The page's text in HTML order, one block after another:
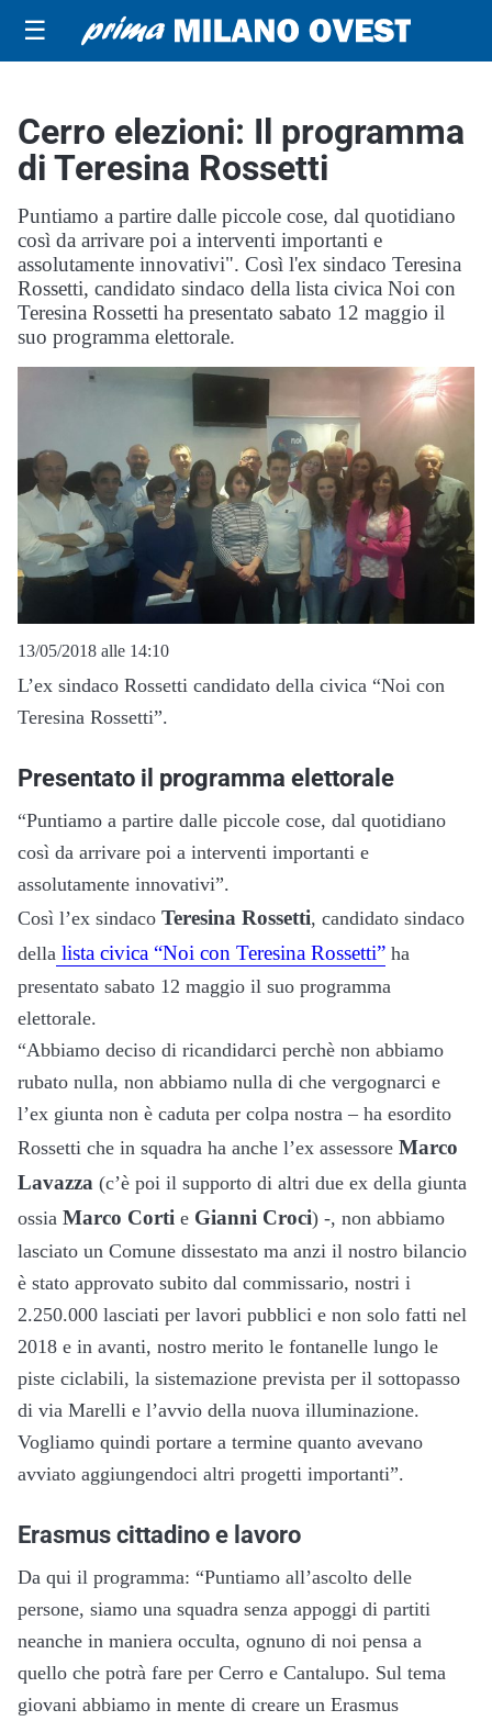
☰
Cerro elezioni: Il programma
di Teresina Rossetti
Puntiamo a partire dalle piccole cose, dal quotidiano
così da arrivare poi a interventi importanti e
assolutamente innovativi". Così l'ex sindaco Teresina
Rossetti, candidato sindaco della lista civica Noi con
Teresina Rossetti ha presentato sabato 12 maggio il
suo programma elettorale.
13/05/2018 alle 14:10
L’ex sindaco Rossetti candidato della civica “Noi con
Teresina Rossetti”.
Presentato il programma elettorale
“Puntiamo a partire dalle piccole cose, dal quotidiano
così da arrivare poi a interventi importanti e
assolutamente innovativi”.
Così l’ex sindaco Teresina Rossetti, candidato sindaco
della lista civica “Noi con Teresina Rossetti” ha
presentato sabato 12 maggio il suo programma
elettorale.
“Abbiamo deciso di ricandidarci perchè non abbiamo
rubato nulla, non abbiamo nulla di che vergognarci e
l’ex giunta non è caduta per colpa nostra – ha esordito
Rossetti che in squadra ha anche l’ex assessore Marco
Lavazza (c’è poi il supporto di altri due ex della giunta
ossia Marco Corti e Gianni Croci) -, non abbiamo
lasciato un Comune dissestato ma anzi il nostro bilancio
è stato approvato subito dal commissario, nostri i
2.250.000 lasciati per lavori pubblici e non solo fatti nel
2018 e in avanti, nostro merito le fontanelle lungo le
piste ciclabili, la sistemazione prevista per il sottopasso
di via Marelli e l’avvio della nuova illuminazione.
Vogliamo quindi portare a termine quanto avevano
avviato aggiungendoci altri progetti importanti”.
Erasmus cittadino e lavoro
Da qui il programma: “Puntiamo all’ascolto delle
persone, siamo una squadra senza appoggi di partiti
neanche in maniera occulta, ognuno di noi pensa a
quello che potrà fare per Cerro e Cantalupo. Sul tema
giovani abbiamo in mente di creare un Erasmus